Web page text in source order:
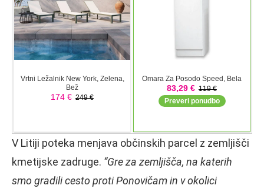
V Litiji poteka menjava občinskih parcel z zemljišči
kmetijske zadruge. “Gre za zemljišča, na katerih
smo gradili cesto proti Ponovičam in v okolici